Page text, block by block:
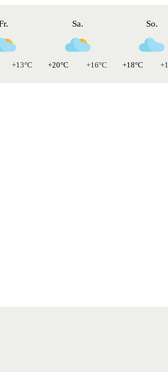
+13°C
Sa.
+20°C +16°C
So.
+18°C